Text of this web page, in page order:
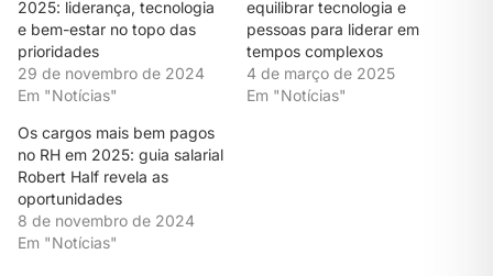
2025: liderança, tecnologia
e bem-estar no topo das
prioridades
29 de novembro de 2024
Em "Notícias"
equilibrar tecnologia e
pessoas para liderar em
tempos complexos
4 de março de 2025
Em "Notícias"
Os cargos mais bem pagos
no RH em 2025: guia salarial
Robert Half revela as
oportunidades
8 de novembro de 2024
Em "Notícias"